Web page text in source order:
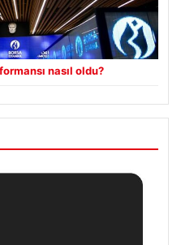
nasıl oldu?